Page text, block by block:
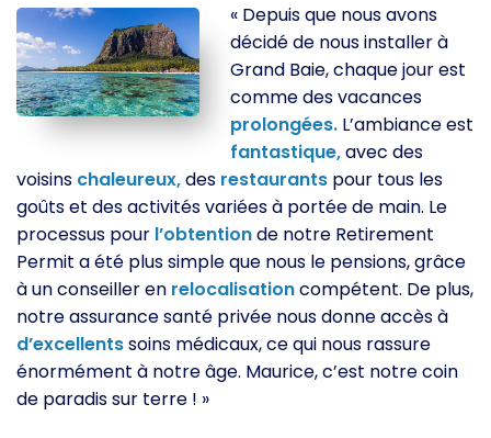
« Depuis que nous avons
décidé de nous installer à
Grand Baie, chaque jour est
comme des vacances
prolongées. L’ambiance est
fantastique,avec des
voisins chaleureux,des restaurants pour tous les
goûts et des activités variées à portée de main. Le
processus pour l’obtentionde notre Retirement
Permit a été plus simple que nous le pensions, grâce
à un conseiller en relocalisationcompétent. De plus,
notre assurance santé privée nous donne accès à
d’excellentssoins médicaux, ce qui nous rassure
énormément à notre âge. Maurice, c’est notre coin
de paradis sur terre ! »